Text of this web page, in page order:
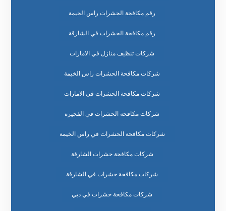
رقم مكافحة الحشرات راس الخيمة
رقم مكافحة الحشرات في الشارقة
شركات تنظيف منازل في الامارات
شركات مكافحة الحشرات راس الخيمة
شركات مكافحة الحشرات في الامارات
شركات مكافحة الحشرات في الفجيرة
شركات مكافحة الحشرات في راس الخيمة
شركات مكافحة حشرات الشارقة
شركات مكافحة حشرات في الشارقة
شركات مكافحة حشرات في دبي